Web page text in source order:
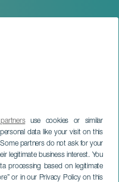
use cookies or similar
data like your visit on this
partners do not ask for your
legitimate business interest. You
processing based on legitimate
or in our Privacy Policy on this
maschera